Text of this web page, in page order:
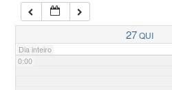
27QUI
Dia inteiro
0:00